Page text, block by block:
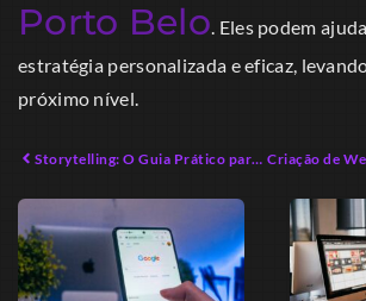
Porto Belo . Eles podem
estratégia personalizada e eficaz,
próximo nível.
Storytelling: O Guia Prático para Conectar Emoções